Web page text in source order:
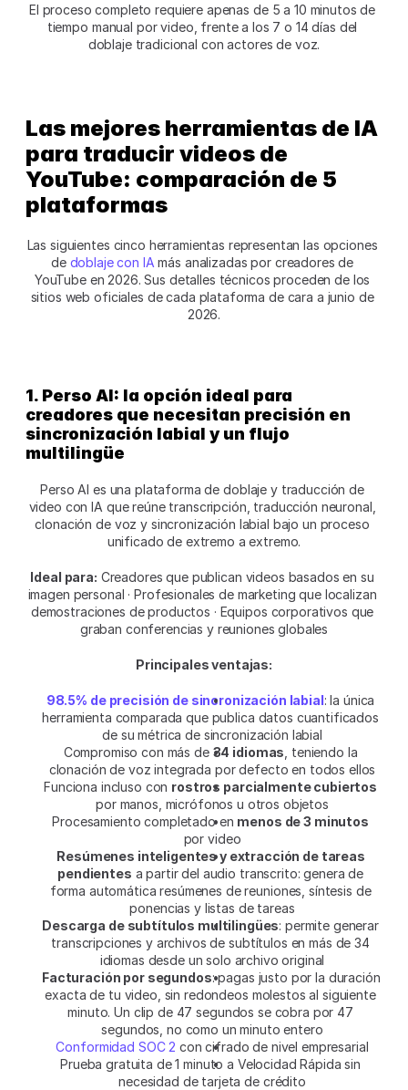
El proceso completo requiere apenas de 5 a 10 minutos de
tiempo manual por video, frente a los 7 o 14 días del
doblaje tradicional con actores de voz.
Las mejores herramientas de IA
para traducir videos de
YouTube: comparación de 5
plataformas
Las siguientes cinco herramientas representan las opciones
de doblaje con IA más analizadas por creadores de
YouTube en 2026. Sus detalles técnicos proceden de los
sitios web oficiales de cada plataforma de cara a junio de
2026.
1. Perso AI: la opción ideal para
creadores que necesitan precisión en
sincronización labial y un flujo
multilingüe
Perso AI es una plataforma de doblaje y traducción de
video con IA que reúne transcripción, traducción neuronal,
clonación de voz y sincronización labial bajo un proceso
unificado de extremo a extremo.
Ideal para: Creadores que publican videos basados en su
imagen personal · Profesionales de marketing que localizan
demostraciones de productos · Equipos corporativos que
graban conferencias y reuniones globales
Principales ventajas:
98.5% de precisión de sincronización labial: la única
herramienta comparada que publica datos cuantificados
de su métrica de sincronización labial
Compromiso con más de 34 idiomas , teniendo la
clonación de voz integrada por defecto en todos ellos
Funciona incluso con rostros parcialmente cubiertos
por manos, micrófonos u otros objetos
Procesamiento completado en menos de 3 minutos
por video
Resúmenes inteligentes y extracción de tareas
pendientes a partir del audio transcrito: genera de
forma automática resúmenes de reuniones, síntesis de
ponencias y listas de tareas
Descarga de subtítulos multilingües: permite generar
transcripciones y archivos de subtítulos en más de 34
idiomas desde un solo archivo original
Facturación por segundos: pagas justo por la duración
exacta de tu video, sin redondeos molestos al siguiente
minuto. Un clip de 47 segundos se cobra por 47
segundos, no como un minuto entero
Conformidad SOC 2 con cifrado de nivel empresarial
Prueba gratuita de 1 minuto a Velocidad Rápida sin
necesidad de tarjeta de crédito